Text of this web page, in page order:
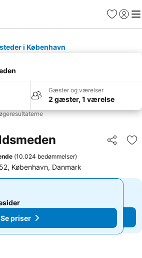
Favoritter
Log ind
i København
Gæster og værelser
2 gæster, 1 værelse
Del
(10.024 bedømmelser)
København, Danmark
Se priser
Se priser